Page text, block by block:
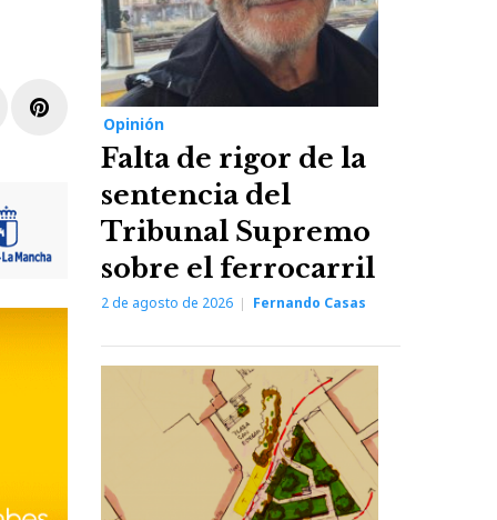
Pinterest
Opinión
Falta de rigor de la
sentencia del
Tribunal Supremo
sobre el ferrocarril
2 de agosto de 2026 Fernando Casas